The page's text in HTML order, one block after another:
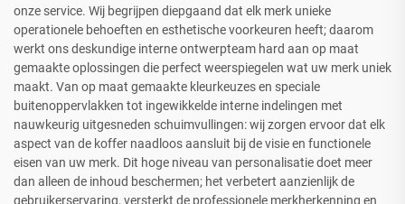
onze service. Wij begrijpen diepgaand dat elk merk unieke
operationele behoeften en esthetische voorkeuren heeft; daarom
werkt ons deskundige interne ontwerpteam hard aan op maat
gemaakte oplossingen die perfect weerspiegelen wat uw merk uniek
maakt. Van op maat gemaakte kleurkeuzes en speciale
buitenoppervlakken tot ingewikkelde interne indelingen met
nauwkeurig uitgesneden schuimvullingen: wij zorgen ervoor dat elk
aspect van de koffer naadloos aansluit bij de visie en functionele
eisen van uw merk. Dit hoge niveau van personalisatie doet meer
dan alleen de inhoud beschermen; het verbetert aanzienlijk de
gebruikerservaring, versterkt de professionele merkherkenning en